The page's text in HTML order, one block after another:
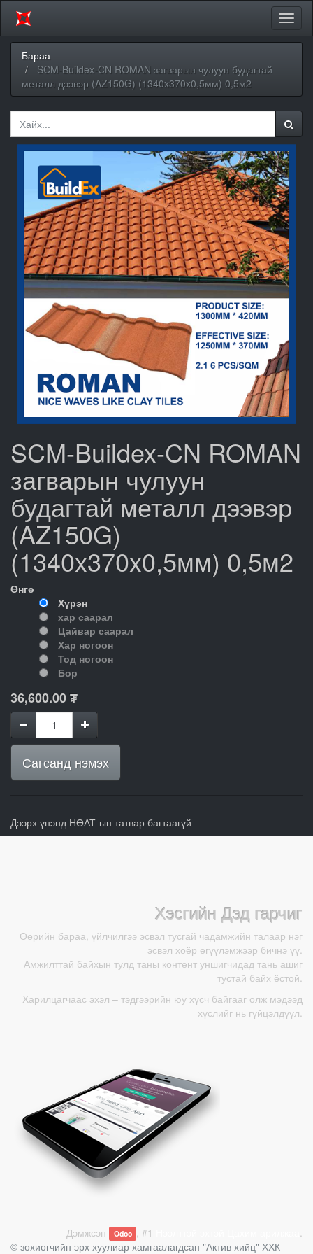
Бараа
SCM-Buildex-CN ROMAN загварын чулуун будагтай
металл дээвэр (AZ150G) (1340x370x0,5мм) 0,5м2
SCM-Buildex-CN ROMAN
загварын чулуун
будагтай металл дээвэр
(AZ150G)
(1340x370x0,5мм) 0,5м2
Өнгө
Хүрэн
хар саарал
Цайвар саарал
Хар ногоон
Тод ногоон
Бор
36,600.00₮
Сагсанд нэмэх
Дээрх үнэнд НӨАТ-ын татвар багтаагүй
Хэсгийн Дэд гарчиг
Өөрийн бараа, үйлчилгээ эсвэл тусгай чадамжийн талаар нэг
эсвэл хоёр өгүүлэмжээр бичнэ үү.
Амжилттай байхын тулд таны контент уншигчидад тань ашиг
тустай байх ёстой.
Харилцагчаас эхэл – тэдгээрийн юу хүсч байгааг олж мэдээд
хүслийг нь гүйцэлдүүл.
Дэмжсэн Odoo , #1
.
© зохиогчийн эрх хуулиар хамгаалагдсан "Актив хийц" ХХК